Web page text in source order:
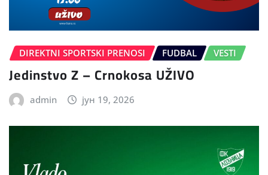
DIREKTNI SPORTSKI PRENOSI FUDBAL VESTI
Jedinstvo Z – Crnokosa UŽIVO
admin јун 19, 2026